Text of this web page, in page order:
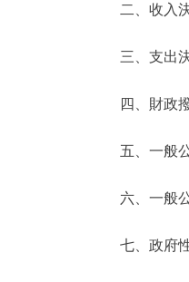
政民互動
二、收入決
三、支出決
四、財政撥
五、一般公
六、一般公
七、政府性